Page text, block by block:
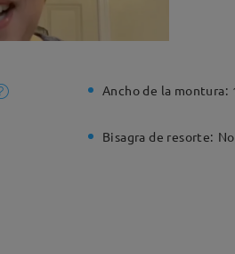
Ancho de la montura:
Bisagra de resorte: No